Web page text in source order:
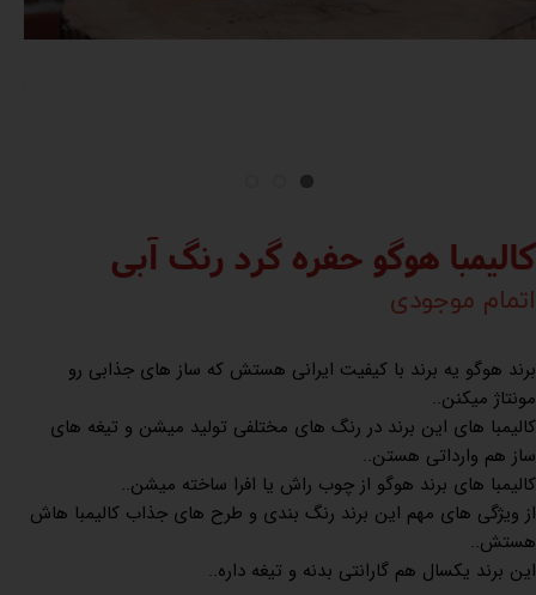
کالیمبا هوگو حفره گرد رنگ آبی
اتمام موجودی
برند هوگو یه برند با کیفیت ایرانی هستش که ساز های جذابی رو
مونتاژ میکنن..
کالیمبا های این برند در رنگ های مختلفی تولید میشن و تیغه های
ساز هم وارداتی هستن..
کالیمبا های برند هوگو از چوب راش یا افرا ساخته میشن..
از ویژگی های مهم این برند رنگ بندی و طرح های جذاب کالیمبا هاش
هستش..
این برند یکسال هم گارانتی بدنه و تیغه داره..